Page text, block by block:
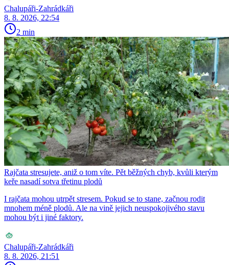
Chalupáři-Zahrádkáři
8. 8. 2026, 22:54
2 min
Rajčata stresujete, aniž o tom víte. Pět běžných chyb, kvůli kterým
keře nasadí sotva třetinu plodů
I rajčata mohou utrpět stresem. Pokud se to stane, začnou rodit
mnohem méně plodů. Ale na vině jejich neuspokojivého stavu
mohou být i jiné faktory.
Chalupáři-Zahrádkáři
8. 8. 2026, 21:51